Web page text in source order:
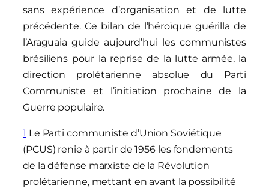
sans expérience d’organisation et de lutte
précédente. Ce bilan de l’héroïque guérilla de
l’Araguaia guide aujourd’hui les communistes
brésiliens pour la reprise de la lutte armée, la
direction prolétarienne absolue du Parti
Communiste et l’initiation prochaine de la
Guerre populaire.
1 Le Parti communiste d’Union Soviétique
(PCUS) renie à partir de 1956 les fondements
de la défense marxiste de la Révolution
prolétarienne, mettant en avant la possibilité